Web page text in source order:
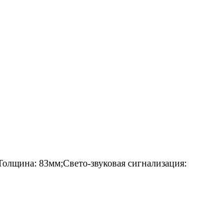
83мм;Свето-звуковая сигнализация: